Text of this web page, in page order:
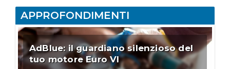
APPROFONDIMENTI
AdBlue: il guardiano silenzioso del
tuo motore Euro VI